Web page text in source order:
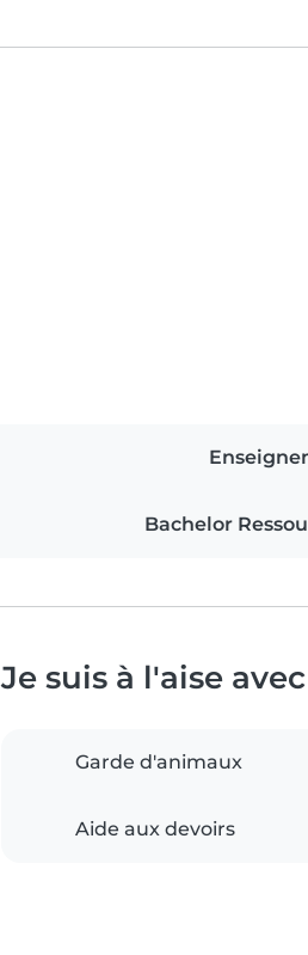
Bachelor
Je suis à l'aise avec
Garde d'animaux
Aide aux devoirs